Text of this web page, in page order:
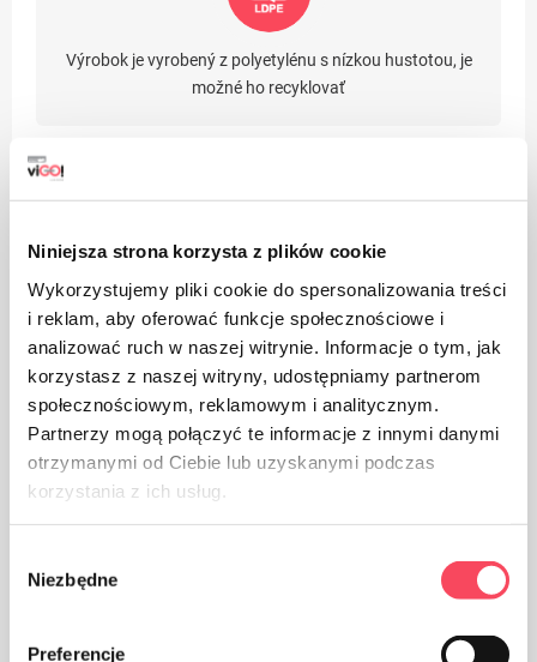
Niniejsza strona korzysta z plików cookie
Wykorzystujemy pliki cookie do spersonalizowania treści
i reklam, aby oferować funkcje społecznościowe i
analizować ruch w naszej witrynie. Informacje o tym, jak
korzystasz z naszej witryny, udostępniamy partnerom
społecznościowym, reklamowym i analitycznym.
Partnerzy mogą połączyć te informacje z innymi danymi
otrzymanymi od Ciebie lub uzyskanymi podczas
korzystania z ich usług.
zgody
Niezbędne
Preferencje
Výrobok je vyrobený z polyetylénu s nízkou hustotou, je
možné ho recyklovať
Dbajte na čistotu a použité obaly vyhoďte do koša